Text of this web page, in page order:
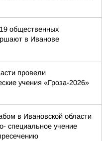
общественных
в Иванове
провели
учения «Гроза-2026»
в Ивановской области
специальное учение